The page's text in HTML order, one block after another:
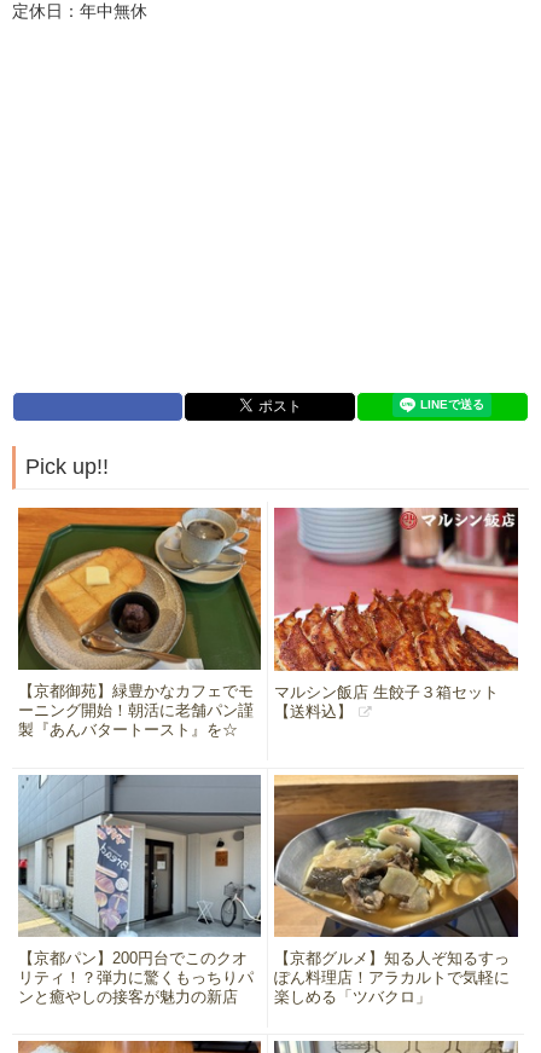
定休日：年中無休
Pick up!!
【京都御苑】緑豊かなカフェでモ
ーニング開始！朝活に老舗パン謹
製『あんバタートースト』を☆
マルシン飯店 生餃子３箱セット
【送料込】
【京都パン】200円台でこのクオ
リティ！？弾力に驚くもっちりパ
ンと癒やしの接客が魅力の新店
【京都グルメ】知る人ぞ知るすっ
ぽん料理店！アラカルトで気軽に
楽しめる「ツバクロ」